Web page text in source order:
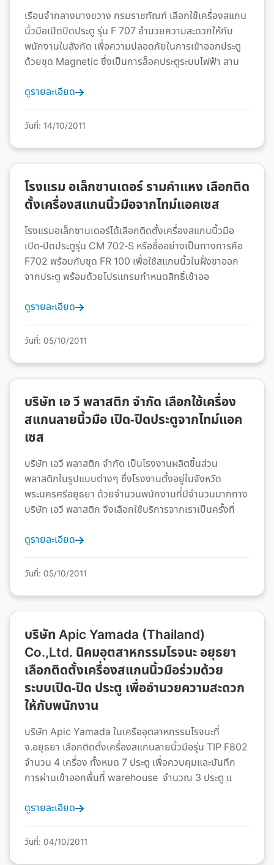
เรือนจำกลางบางขวาง กรมราชทัณฑ์ เลือกใช้เครื่องสแกน
นิ้วมือเปิดปิดประตู รุ่น F 707 อำนวยความสะดวกให้กับ
พนักงานในสังกัด เพื่อความปลอดภัยในการเข้าออกประตู
ด้วยชุด Magnetic ซึ่งเป็นการล็อคประตูระบบไฟฟ้า สาม
ดูรายละเอียด
วันที่: 14/10/2011
โรงแรม อเล็กซานเดอร์ รามคำแหง เลือกติด
ตั้งเครื่องสแกนนิ้วมือจากไทม์แอคเซส
โรงแรมอเล็กซานเดอร์ได้เลือกติดตั้งเครื่องสแกนนิ้วมือ
เปิด-ปิดประตูรุ่น CM 702-S หรือชื่ออย่างเป็นทางการคือ
F702 พร้อมกับชุด FR 100 เพื่อใช้สแกนนิ้วในฝั่งขาออก
จากประตู พร้อมด้วยโปรแกรมกำหนดสิทธิ์เข้าออ
ดูรายละเอียด
วันที่: 05/10/2011
บริษัท เอ วี พลาสติก จำกัด เลือกใช้เครื่อง
สแกนลายนิ้วมือ เปิด-ปิดประตูจากไทม์แอค
เซส
บริษัท เอวี พลาสติก จำกัด เป็นโรงงานผลิตชิ้นส่วน
พลาสติกในรูปแบบต่างๆ ซึ่งโรงงานตั้งอยู่ในจังหวัด
พระนครศรีอยุธยา ด้วยจำนวนพนักงานที่มีจำนวนมากทาง
บริษัท เอวี พลาสติก จึงเลือกใช้บริการจากเราเป็นครั้งที่
ดูรายละเอียด
วันที่: 05/10/2011
บริษัท Apic Yamada (Thailand)
Co.,Ltd. นิคมอุตสาหกรรมโรจนะ อยุธยา
เลือกติดตั้งเครื่องสแกนนิ้วมือร่วมด้วย
ระบบเปิด-ปิด ประตู เพื่ออำนวยความสะดวก
ให้กับพนักงาน
บริษัท Apic Yamada ในเครืออุตสาหกรรมโรจนะที่
จ.อยุธยา เลือกติดตั้งเครื่องสแกนลายนิ้วมือรุ่น TIP F802
จำนวน 4 เครื่อง ทั้งหมด 7 ประตู เพื่อควบคุมและบันทึก
การผ่านเข้าออกพื้นที่ warehouse จำนวณ 3 ประตู แ
ดูรายละเอียด
วันที่: 04/10/2011